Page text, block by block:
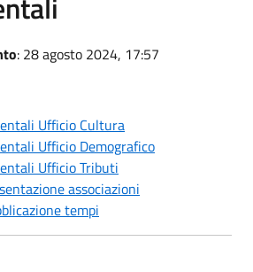
: 28 agosto 2024, 17:57
Ufficio Cultura
Ufficio Demografico
Ufficio Tributi
associazioni
tempi